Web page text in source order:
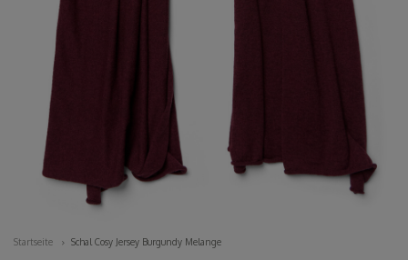
Startseite Schal Cosy Jersey Burgundy Melange